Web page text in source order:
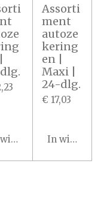
Assorti
ment
autoze
kering
en |
Maxi |
24-dlg.
€ 17,03
In